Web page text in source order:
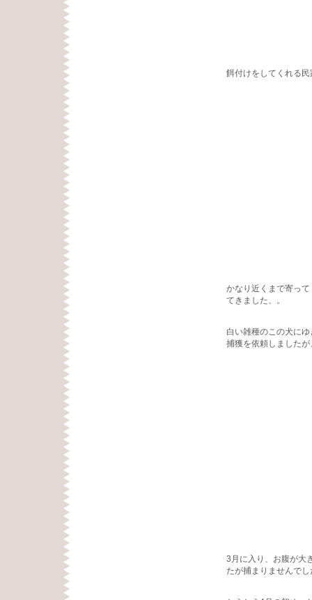
餌付けをしてくれる
かなり近くまで寄っ
てきました、。
白い雑種のこの犬に
捕獲を依頼しました
3月に入り、お腹が大
たが捕まりませんでし